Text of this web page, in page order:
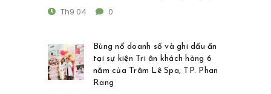
Th9 04 0
Bùng nổ doanh số và ghi dấu ấn
tại sự kiện Tri ân khách hàng 6
năm của Trâm Lê Spa, TP. Phan
Rang